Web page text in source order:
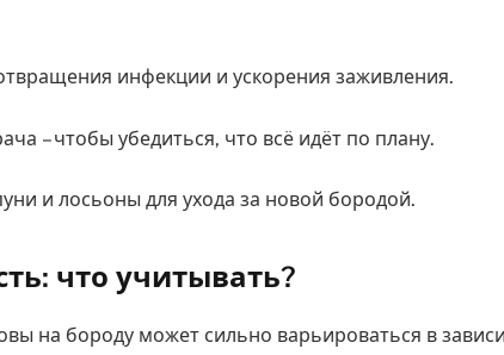
инфекции и ускорения заживления.
– чтобы убедиться, что всё идёт по плану.
и лосьоны для ухода за новой бородой.
что учитывать?
на бороду может сильно варьироваться в